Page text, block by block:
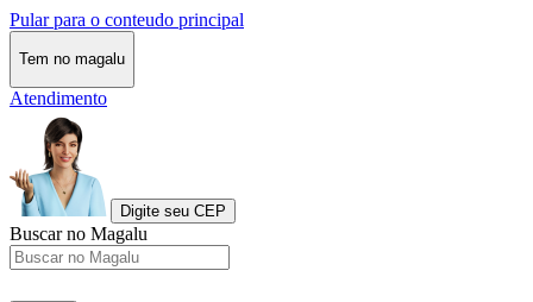
Pular para o conteudo principal
Tem no magalu
Atendimento
Digite seu CEP
Buscar no Magalu